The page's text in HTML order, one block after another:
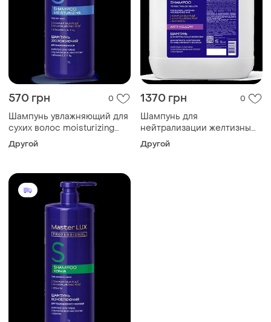
570 грн 0
Шампунь увлажняющий для
сухих волос moisturizing
master lux (100, 250, 1000,
3000 мл) 1000
Другой
1370 грн 0
Шампунь для
нейтрализации желтизны
anti-yellow master lux (100,
250, 1000, 3000 мл) 3000
Другой